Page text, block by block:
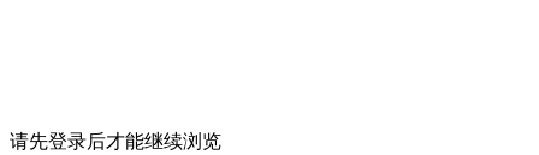
请先登录后才能继续浏览